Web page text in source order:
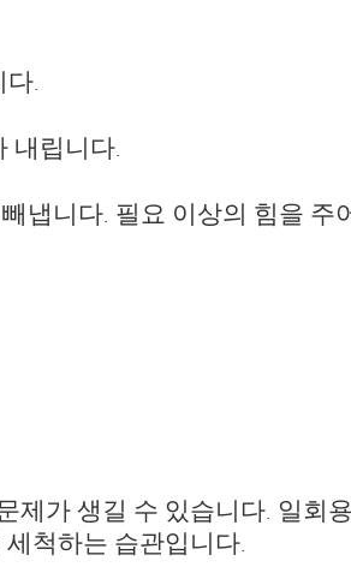
.
내립니다.
냅니다. 필요 이상의 힘을 주
가 생길 수 있습니다. 일회
척하는 습관입니다.